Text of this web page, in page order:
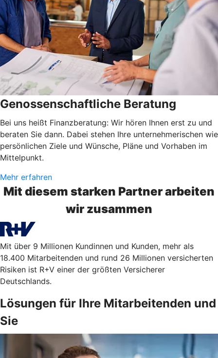
Genossenschaftliche Beratung
Bei uns heißt Finanzberatung: Wir hören Ihnen erst zu und
beraten Sie dann. Dabei stehen Ihre unternehmerischen wie
persönlichen Ziele und Wünsche, Pläne und Vorhaben im
Mittelpunkt.
Mehr erfahren
Mit diesem starken Partner arbeiten
wir zusammen
Mit über 9 Millionen Kundinnen und Kunden, mehr als
18.400 Mitarbeitenden und rund 26 Millionen versicherten
Risiken ist R+V einer der größten Versicherer
Deutschlands.
Lösungen für Ihre Mitarbeitenden und
Sie